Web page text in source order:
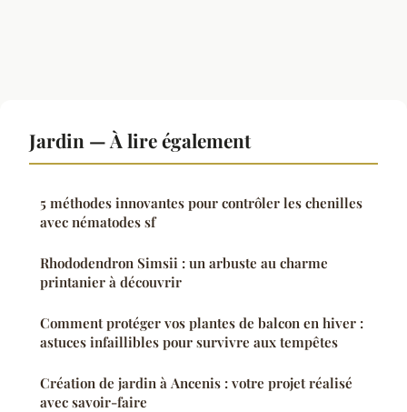
Jardin — À lire également
5 méthodes innovantes pour contrôler les chenilles
avec nématodes sf
Rhododendron Simsii : un arbuste au charme
printanier à découvrir
Comment protéger vos plantes de balcon en hiver :
astuces infaillibles pour survivre aux tempêtes
Création de jardin à Ancenis : votre projet réalisé
avec savoir-faire